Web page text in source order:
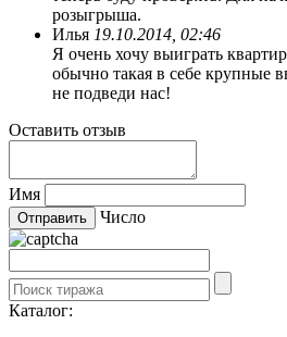
розыгрыша.
Илья 19.10.2014, 02:46
Я очень хочу выиграть
обычно такая в себе крупные
не подведи нас!
Оставить отзыв
Имя
Число
Каталог: